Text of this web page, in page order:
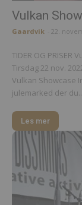
Vulkan
Gaardvik 22.
TIDER OG
Tirsdag 22 nov.
Vulkan Showcase
julemarked der
Les mer